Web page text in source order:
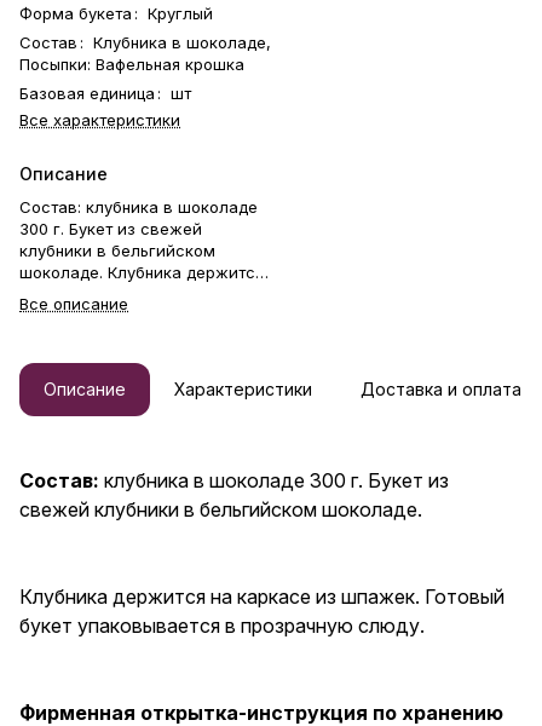
Форма букета : Круглый
Состав : Клубника в шоколаде,
Посыпки: Вафельная крошка
Базовая единица : шт
Все характеристики
Описание
Состав: клубника в шоколаде
300 г. Букет из свежей
клубники в бельгийском
шоколаде. Клубника держится
букет упаковывается в
открытка-инструкция по
хранению — в подарок. Этот
букет — идеальный способ
матери, Дню учителя, Дню
бабушки и дедушки или просто
подарок бабушке, маме,
любимой женщине, жене,
подруге, сестре, друзьям и
Все описание
Описание Характеристики Доставка и оплата
Состав: клубника в шоколаде 300 г. Букет из
свежей клубники в бельгийском шоколаде.
Клубника держится на каркасе из шпажек. Готовый
букет упаковывается в прозрачную слюду.
Фирменная открытка-инструкция по хранению